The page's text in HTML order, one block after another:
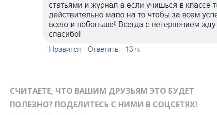
СЧИТАЕТЕ, ЧТО ВАШИМ ДРУЗЬЯМ ЭТО БУДЕТ
ПОЛЕЗНО? ПОДЕЛИТЕСЬ С НИМИ В СОЦСЕТЯХ!